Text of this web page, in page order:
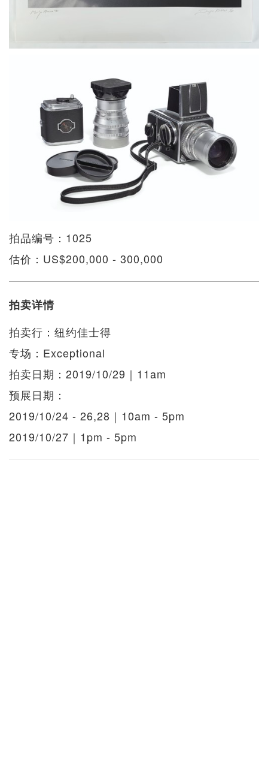
拍品编号：1025
估价：US$200,000 - 300,000
拍卖详情
拍卖行：纽约佳士得
专场：Exceptional
拍卖日期：2019/10/29｜11am
预展日期：
2019/10/24 - 26,28｜10am - 5pm
2019/10/27｜1pm - 5pm